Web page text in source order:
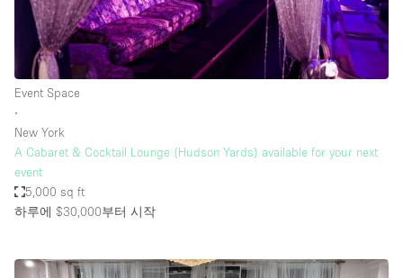
Event Space
∙
New York
A Cabaret & Cocktail Lounge (Hudson Yards) available for your next
event
5,000 sq ft
하루에 $30,000부터 시작